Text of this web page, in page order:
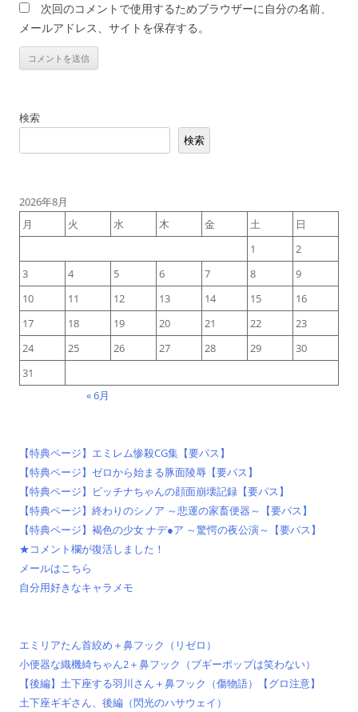
次回のコメントで使用するためブラウザーに自分の名前、
メールアドレス、サイトを保存する。
検索
検索
2026年8月
月
火 水 木 金 土
日
1
2
3
4 5 6 7 8
9
10
11 12 13 14 15
16
17
18 19 20 21 22
23
24
25 26 27 28 29
30
31
« 6月
【特典ページ】エミレム惨殺CG集【要パス】
【特典ページ】ゼロから始まる豚面陵辱【要パス】
【特典ページ】ビッチナちゃんの顔面崩壊記録【要パス】
【特典ページ】終わりのシノア ～悲運の家畜便器～【要パス】
【特典ページ】褐色の少女 ナデ●ア ～驚愕の夜公演～【要パス】
★コメント欄が復活しました！
メールはこちら
自分用好きなキャラメモ
エミリアたん首絞め＋鼻フック（リゼロ）
小便器な織機綺ちゃん2＋鼻フック（ブギーポップは笑わない）
【後編】土下座する羽川さん＋鼻フック（傷物語）【グロ注意】
土下座ギギさん、後編（閃光のハサウェイ）